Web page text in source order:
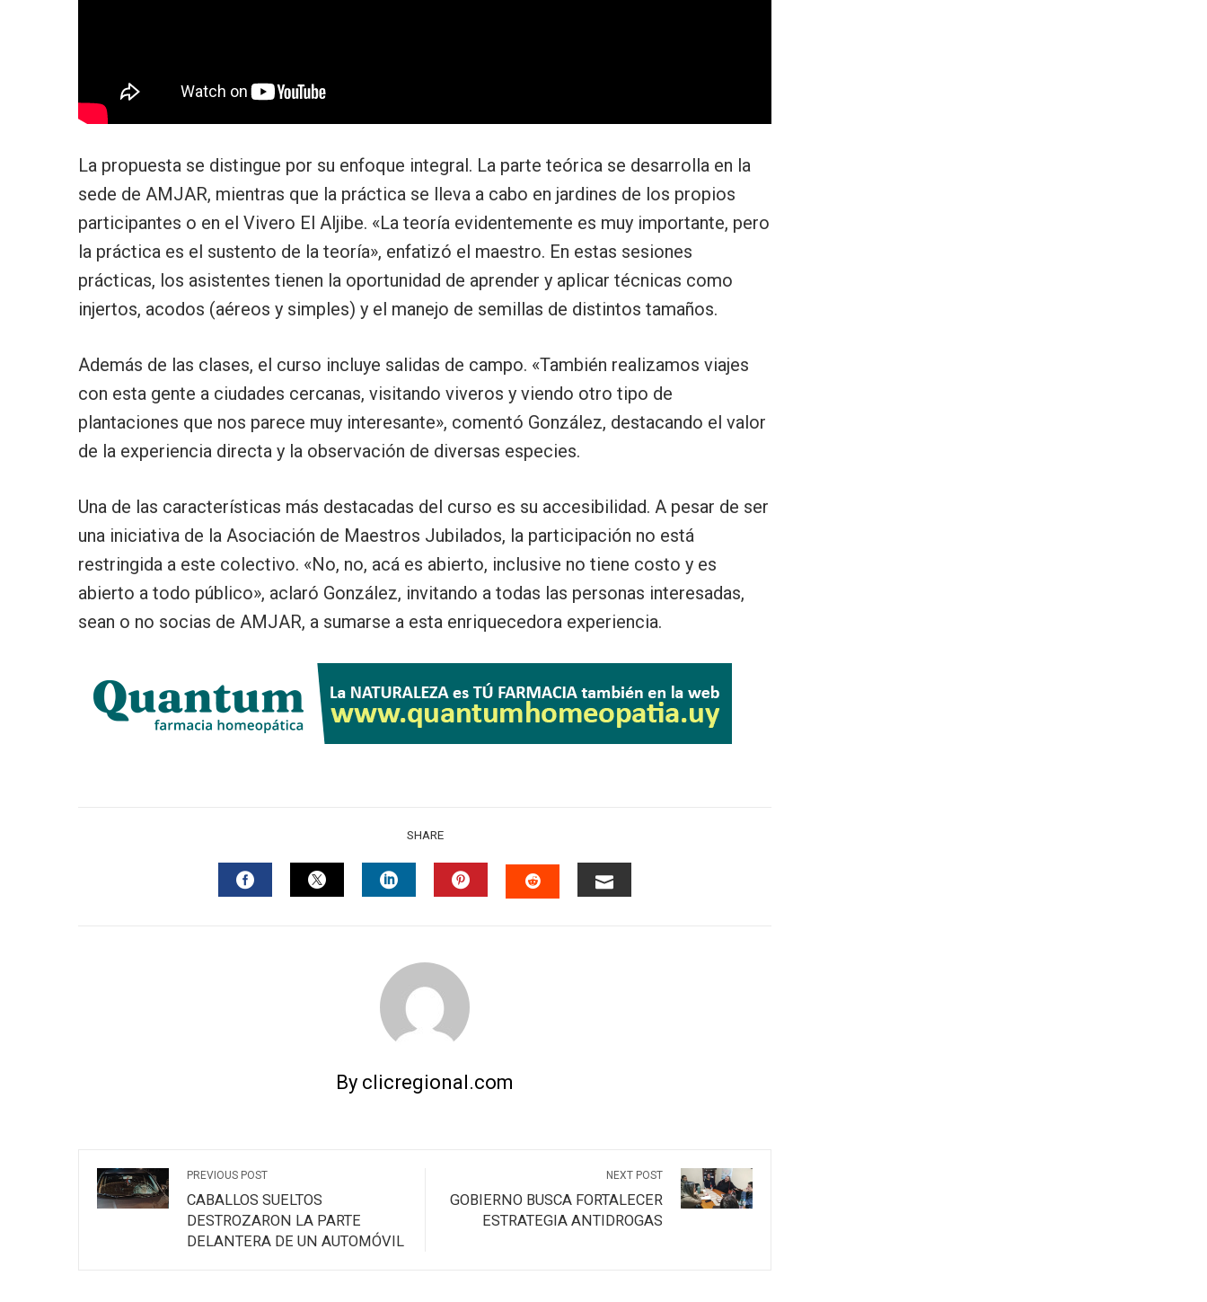
La propuesta se distingue por su enfoque integral. La parte teórica se desarrolla en la
sede de AMJAR, mientras que la práctica se lleva a cabo en jardines de los propios
participantes o en el Vivero El Aljibe. «La teoría evidentemente es muy importante, pero
la práctica es el sustento de la teoría», enfatizó el maestro. En estas sesiones
prácticas, los asistentes tienen la oportunidad de aprender y aplicar técnicas como
injertos, acodos (aéreos y simples) y el manejo de semillas de distintos tamaños.
Además de las clases, el curso incluye salidas de campo. «También realizamos viajes
con esta gente a ciudades cercanas, visitando viveros y viendo otro tipo de
plantaciones que nos parece muy interesante», comentó González, destacando el valor
de la experiencia directa y la observación de diversas especies.
Una de las características más destacadas del curso es su accesibilidad. A pesar de ser
una iniciativa de la Asociación de Maestros Jubilados, la participación no está
restringida a este colectivo. «No, no, acá es abierto, inclusive no tiene costo y es
abierto a todo público», aclaró González, invitando a todas las personas interesadas,
sean o no socias de AMJAR, a sumarse a esta enriquecedora experiencia.
SHARE
By clicregional.com
PREVIOUS POST
CABALLOS SUELTOS
DESTROZARON LA PARTE
DELANTERA DE UN AUTOMÓVIL
NEXT POST
GOBIERNO BUSCA FORTALECER
ESTRATEGIA ANTIDROGAS